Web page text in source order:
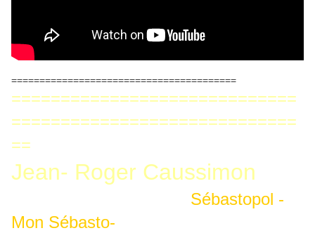
========================================
=============================
=============================
==
Jean- Roger Caussimon
Sébastopol -
Mon Sébasto-